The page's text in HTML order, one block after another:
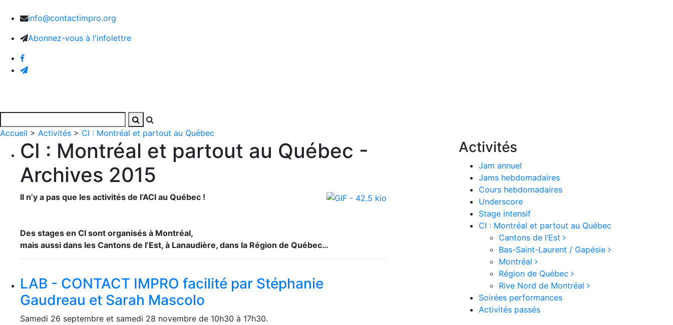
info@contactimpro.org
Abonnez-vous à l'infolettre
Accueil > Activités > CI : Montréal et partout au Québec
CI : Montréal et partout au Québec -
Archives 2015
Il n’y a pas que les activités de l’ACI au Québec !
Des stages en CI sont organisés à Montréal,
mais aussi dans les Cantons de l’Est, à Lanaudière, dans la Région de Québec…
LAB - CONTACT IMPRO facilité par Stéphanie
Gaudreau et Sarah Mascolo
Samedi 26 septembre et samedi 28 novembre de 10h30 à 17h30.
Activités
Jam annuel
Jams hebdomadaires
Cours hebdomadaires
Underscore
Stage intensif
CI : Montréal et partout au Québec
Cantons de l’Est
Bas-Saint-Laurent / Gapésie
Montréal
Région de Québec
Rive Nord de Montréal
Soirées performances
Activités passés